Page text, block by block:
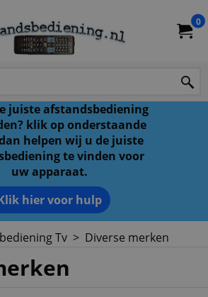
0
juiste afstandsbediening
klik op onderstaande
helpen wij u de juiste
te vinden voor
uw apparaat.
hier voor hulp
Tv > Diverse merken